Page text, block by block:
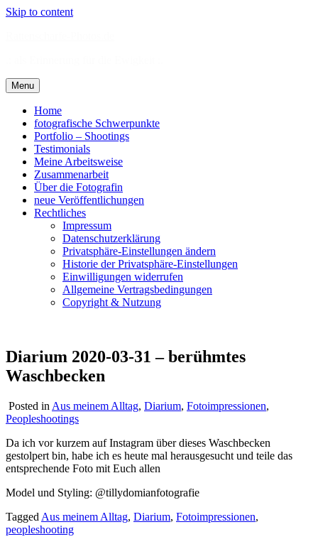
Skip to content
Menu
Home
fotografische Schwerpunkte
Portfolio – Shootings
Testimonials
Meine Arbeitsweise
Zusammenarbeit
Über die Fotografin
neue Veröffentlichungen
Rechtliches
Impressum
Datenschutzerklärung
Privatsphäre-Einstellungen ändern
Historie der Privatsphäre-Einstellungen
Einwilligungen widerrufen
Allgemeine Vertragsbedingungen
Copyright & Nutzung
Diarium 2020-03-31 – berühmtes
Waschbecken
Posted in Aus meinem Alltag, Diarium, Fotoimpressionen,
Peopleshootings
Da ich vor kurzem auf Instagram über dieses Waschbecken
gestolpert bin, habe ich es heute mal herausgesucht und teile das
entsprechende Foto mit Euch allen
Model und Styling: @tillydomianfotografie
Tagged Aus meinem Alltag, Diarium, Fotoimpressionen,
peopleshooting